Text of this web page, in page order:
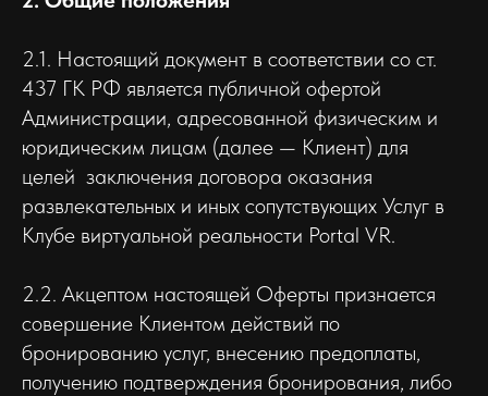
2.1. Настоящий документ в соответствии со ст.
437 ГК РФ является публичной офертой
Администрации, адресованной физическим и
юридическим лицам (далее — Клиент) для
целей заключения договора оказания
развлекательных и иных сопутствующих Услуг в
Клубе виртуальной реальности Portal VR.
2.2. Акцептом настоящей Оферты признается
совершение Клиентом действий по
бронированию услуг, внесению предоплаты,
получению подтверждения бронирования, либо